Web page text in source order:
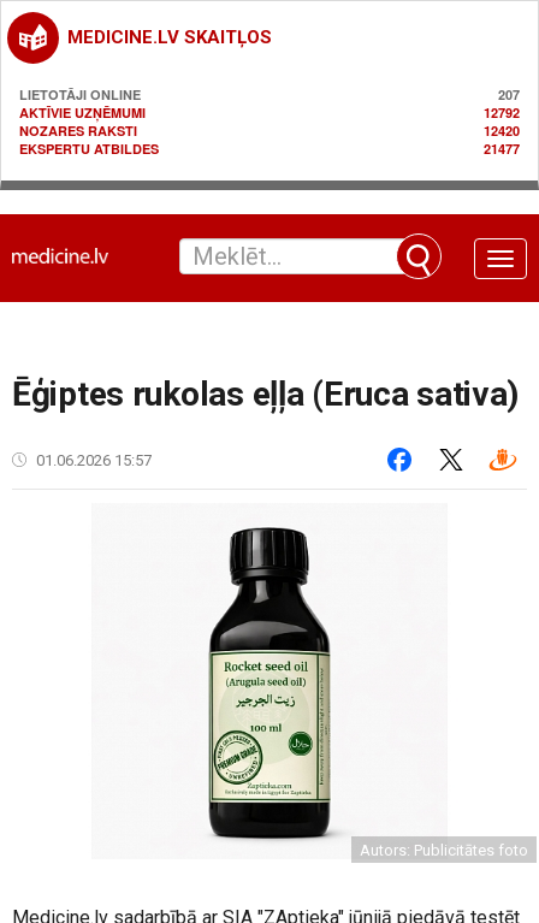
MEDICINE.LV SKAITĻOS
LIETOTĀJI ONLINE
207
AKTĪVIE UZŅĒMUMI
12792
NOZARES RAKSTI
12420
EKSPERTU ATBILDES
21477
Toggle
Ēģiptes rukolas eļļa (Eruca sativa)
01.06.2026 15:57
Autors: Publicitātes foto
Medicine.lv sadarbībā ar SIA "ZAptieka" jūnijā piedāvā testēt